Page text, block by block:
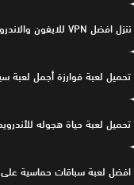
تنزل افضل VPN للايفون والاندرويد
تحميل لعبة فوارزة أجمل لعبة
تحميل لعبة حياة هجوله للأندرويد
افضل لعبة سباقات حماسية على